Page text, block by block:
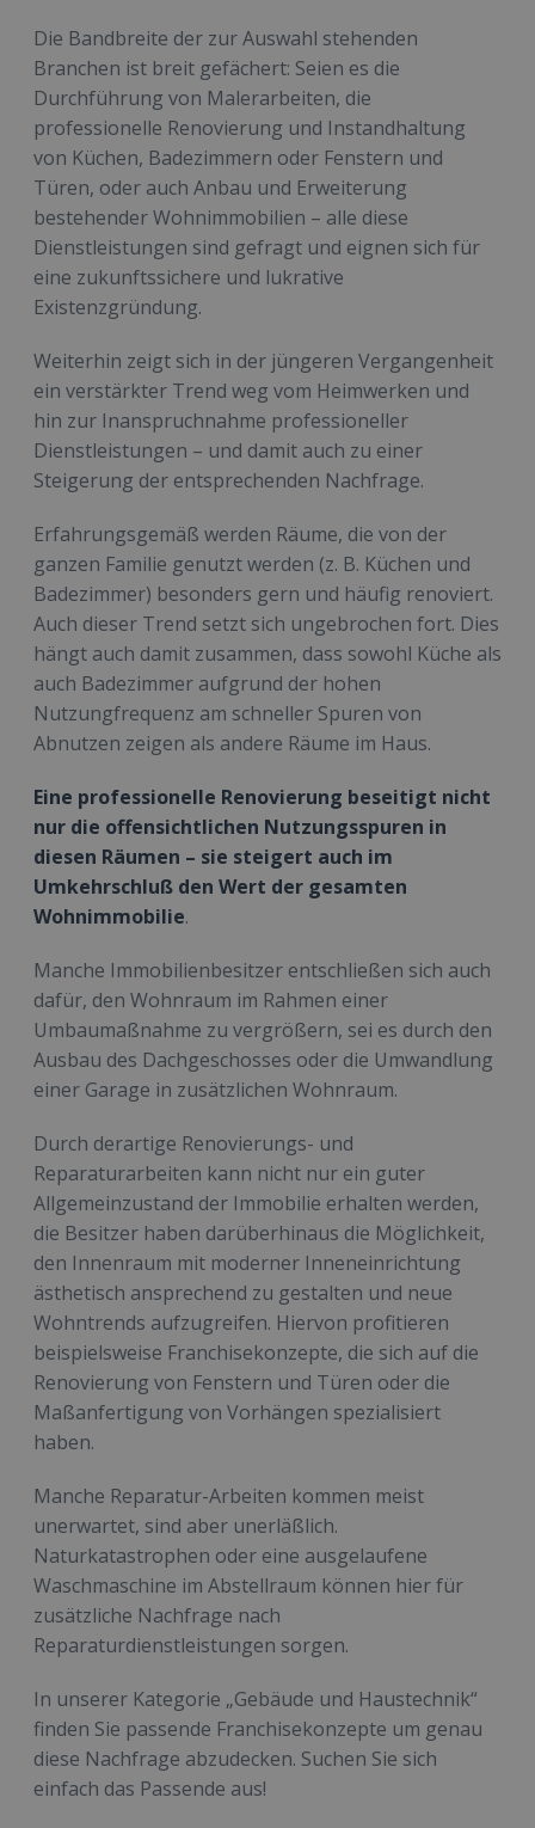
Die Bandbreite der zur Auswahl stehenden
Branchen ist breit gefächert: Seien es die
Durchführung von Malerarbeiten, die
professionelle Renovierung und Instandhaltung
von Küchen, Badezimmern oder Fenstern und
Türen, oder auch Anbau und Erweiterung
bestehender Wohnimmobilien – alle diese
Dienstleistungen sind gefragt und eignen sich für
eine zukunftssichere und lukrative
Existenzgründung.
Weiterhin zeigt sich in der jüngeren Vergangenheit
ein verstärkter Trend weg vom Heimwerken und
hin zur Inanspruchnahme professioneller
Dienstleistungen – und damit auch zu einer
Steigerung der entsprechenden Nachfrage.
Erfahrungsgemäß werden Räume, die von der
ganzen Familie genutzt werden (z. B. Küchen und
Badezimmer) besonders gern und häufig renoviert.
Auch dieser Trend setzt sich ungebrochen fort. Dies
hängt auch damit zusammen, dass sowohl Küche als
auch Badezimmer aufgrund der hohen
Nutzungfrequenz am schneller Spuren von
Abnutzen zeigen als andere Räume im Haus.
Eine professionelle Renovierung beseitigt nicht
nur die offensichtlichen Nutzungsspuren in
diesen Räumen – sie steigert auch im
Umkehrschluß den Wert der gesamten
Wohnimmobilie.
Manche Immobilienbesitzer entschließen sich auch
dafür, den Wohnraum im Rahmen einer
Umbaumaßnahme zu vergrößern, sei es durch den
Ausbau des Dachgeschosses oder die Umwandlung
einer Garage in zusätzlichen Wohnraum.
Durch derartige Renovierungs- und
Reparaturarbeiten kann nicht nur ein guter
Allgemeinzustand der Immobilie erhalten werden,
die Besitzer haben darüberhinaus die Möglichkeit,
den Innenraum mit moderner Inneneinrichtung
ästhetisch ansprechend zu gestalten und neue
Wohntrends aufzugreifen. Hiervon profitieren
beispielsweise Franchisekonzepte, die sich auf die
Renovierung von Fenstern und Türen oder die
Maßanfertigung von Vorhängen spezialisiert
haben.
Manche Reparatur-Arbeiten kommen meist
unerwartet, sind aber unerläßlich.
Naturkatastrophen oder eine ausgelaufene
Waschmaschine im Abstellraum können hier für
zusätzliche Nachfrage nach
Reparaturdienstleistungen sorgen.
In unserer Kategorie „Gebäude und Haustechnik“
finden Sie passende Franchisekonzepte um genau
diese Nachfrage abzudecken. Suchen Sie sich
einfach das Passende aus!